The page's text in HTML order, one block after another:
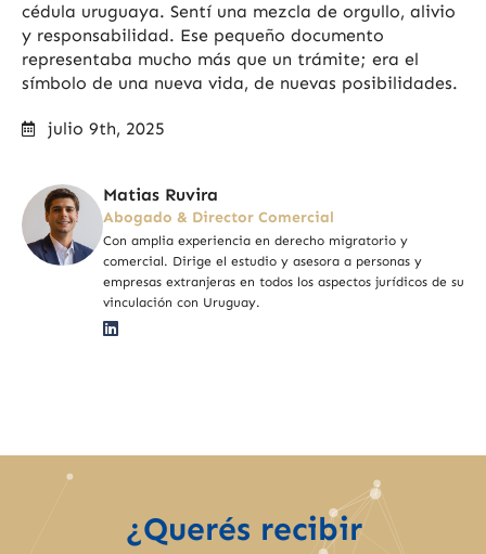
cédula uruguaya. Sentí una mezcla de orgullo, alivio
y responsabilidad. Ese pequeño documento
representaba mucho más que un trámite; era el
símbolo de una nueva vida, de nuevas posibilidades.
julio 9th, 2025
Matias Ruvira
Abogado & Director Comercial
Con amplia experiencia en derecho migratorio y
comercial. Dirige el estudio y asesora a personas y
empresas extranjeras en todos los aspectos jurídicos de su
vinculación con Uruguay.
¿Querés recibir